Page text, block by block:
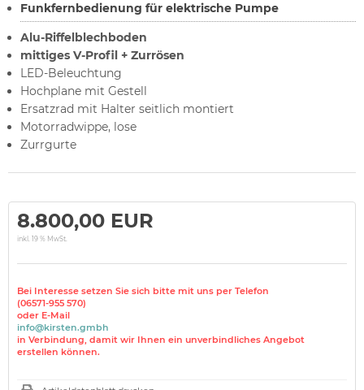
Funkfernbedienung für elektrische Pumpe
Alu-Riffelblechboden
mittiges V-Profil + Zurrösen
LED-Beleuchtung
Hochplane mit Gestell
Ersatzrad mit Halter seitlich montiert
Motorradwippe, lose
Zurrgurte
8.800,00 EUR
inkl. 19 % MwSt.
Bei Interesse setzen Sie sich bitte mit uns per Telefon
(06571-955 570)
oder E-Mail
info@kirsten.gmbh
in Verbindung, damit wir Ihnen ein unverbindliches Angebot
erstellen können.